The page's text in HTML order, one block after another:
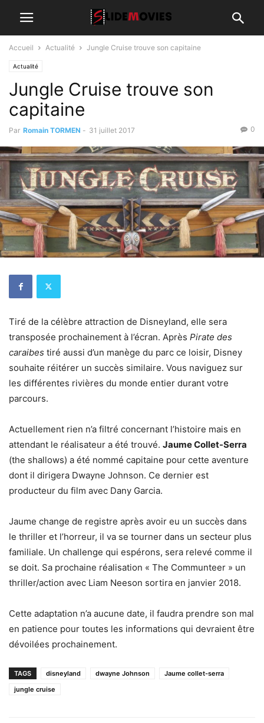
Accueil Actualité Jungle Cruise trouve son capitaine
Actualité
Jungle Cruise trouve son
capitaine
Par Romain TORMEN - 31 juillet 2017 0
Tiré de la célèbre attraction de Disneyland, elle sera
transposée prochainement à l’écran. Après Pirate des
caraibes tiré aussi d’un manège du parc ce loisir, Disney
souhaite réitérer un succès similaire. Vous naviguez sur
les différentes rivières du monde entier durant votre
parcours.
Actuellement rien n’a filtré concernant l’histoire mais en
attendant le réalisateur a été trouvé. Jaume Collet-Serra
(the shallows) a été nommé capitaine pour cette aventure
dont il dirigera Dwayne Johnson. Ce dernier est
producteur du film avec Dany Garcia.
Jaume change de registre après avoir eu un succès dans
le thriller et l’horreur, il va se tourner dans un secteur plus
familiale. Un challenge qui espérons, sera relevé comme il
se doit. Sa prochaine réalisation « The Communteer » un
thriller/action avec Liam Neeson sortira en janvier 2018.
Cette adaptation n’a aucune date, il faudra prendre son mal
en patience pour toutes les informations qui devraient être
dévoilées prochainement.
TAGS disneyland dwayne Johnson
Jaume collet-serra
jungle cruise